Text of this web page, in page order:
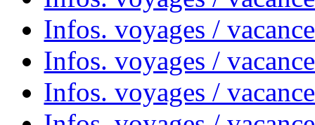
Infos. voyages /
Infos. voyages /
Infos. voyages /